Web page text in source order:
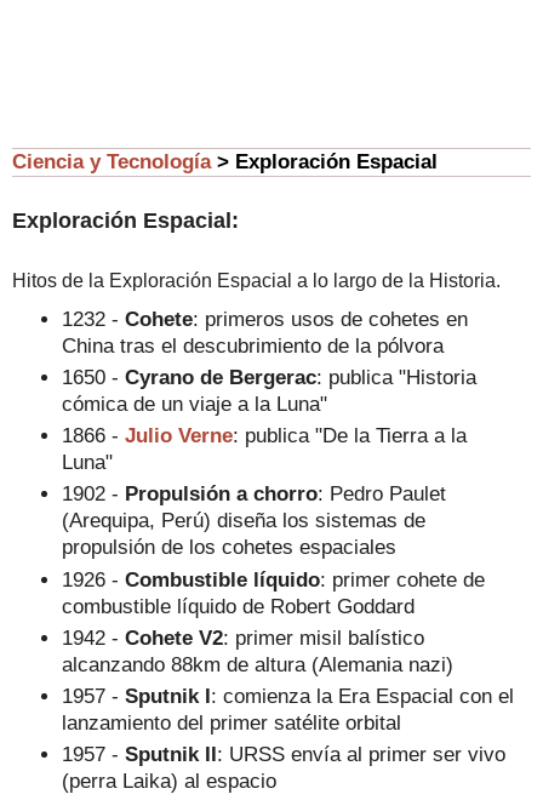
Ciencia y Tecnología> Exploración Espacial
Exploración Espacial:
Hitos de la Exploración Espacial a lo largo de la Historia.
1232 -Cohete: primeros usos de cohetes en
China tras el descubrimiento de la pólvora
1650 -Cyrano de Bergerac: publica "Historia
cómica de un viaje a la Luna"
1866 -Julio Verne: publica "De la Tierra a la
Luna"
1902 - Propulsión a chorro: Pedro Paulet
(Arequipa, Perú) diseña los sistemas de
propulsión de los cohetes espaciales
1926 -Combustible líquido: primer cohete de
combustible líquido de Robert Goddard
1942 -Cohete V2: primer misil balístico
alcanzando 88km de altura (Alemania nazi)
1957 -Sputnik I: comienza la Era Espacial con el
lanzamiento del primer satélite orbital
1957 -Sputnik II: URSS envía al primer ser vivo
(perra Laika) al espacio